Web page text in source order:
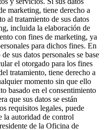
marketing, tiene derecho a
al tratamiento de sus datos
incluida la elaboración de
con fines de marketing, ya
para dichos fines. En
sus datos personales se base
el otorgado para los fines
tratamiento, tiene derecho a
momento sin que ello
basado en el consentimiento
que sus datos se están
requisitos legales, puede
la autoridad de control
de la Oficina de